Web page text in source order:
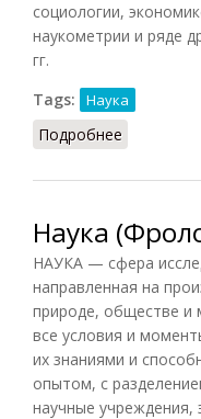
социологии,
наукометрии и ряде
гг.
Tags:
Наука
Подробнее
Наука
НАУКА — сфера
направленная на
природе, обществе
все условия и
их знаниями и
опытом, с
научные учреждения,